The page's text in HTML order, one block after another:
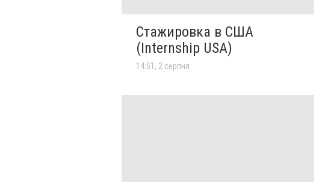
Стажировка в США
(Internship USA)
14:51, 2 серпня